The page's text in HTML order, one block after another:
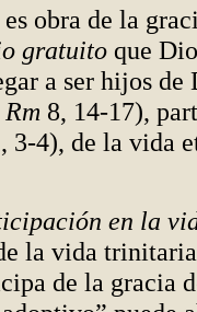
obra de la
gratuito que
a ser hijos
Rm 8, 14-17),
3-4), de la vida
en la
la vida
de la gracia